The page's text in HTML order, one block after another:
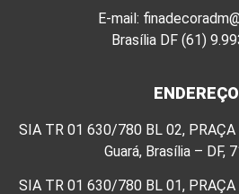
E-mail:
Brasília DF (61)
SIA TR 01 630/780 BL 02,
Guará, Brasília – DF,
SIA TR 01 630/780 BL 01,